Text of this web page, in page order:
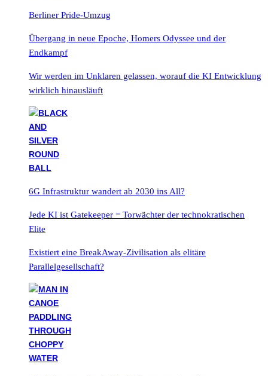
Berliner Pride-Umzug
Übergang in neue Epoche, Homers Odyssee und der
Endkampf
Wir werden im Unklaren gelassen, worauf die KI Entwicklung
wirklich hinausläuft
6G Infrastruktur wandert ab 2030 ins All?
Jede KI ist Gatekeeper = Torwächter der technokratischen
Elite
Existiert eine BreakAway-Zivilisation als elitäre
Parallelgesellschaft?